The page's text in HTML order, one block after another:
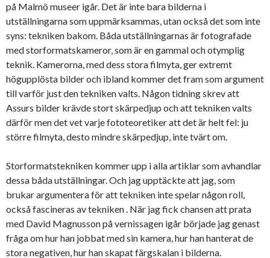
på Malmö museer igår. Det är inte bara bilderna i
utställningarna som uppmärksammas, utan också det som inte
syns: tekniken bakom. Båda utställningarnas är fotografade
med storformatskameror, som är en gammal och otymplig
teknik. Kamerorna, med dess stora filmyta, ger extremt
högupplösta bilder och ibland kommer det fram som argument
till varför just den tekniken valts. Någon tidning skrev att
Assurs bilder krävde stort skärpedjup och att tekniken valts
därför men det vet varje fototeoretiker att det är helt fel: ju
större filmyta, desto mindre skärpedjup, inte tvärt om.
Storformatstekniken kommer upp i alla artiklar som avhandlar
dessa båda utställningar. Och jag upptäckte att jag, som
brukar argumentera för att tekniken inte spelar någon roll,
också fascineras av tekniken . När jag fick chansen att prata
med David Magnusson på vernissagen igår började jag genast
fråga om hur han jobbat med sin kamera, hur han hanterat de
stora negativen, hur han skapat färgskalan i bilderna.